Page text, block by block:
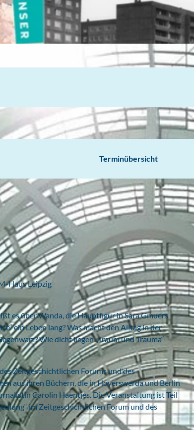
Terminübersicht
Haus Leipzig
es über Wanda, die Hauptfigur in Sara Gmuers
ein Leben lang? Was macht den Alltag in der
Wie dicht liegen „Traum und Trauma“
Zeitgeschichtlichen Forums und des
aus ihren Büchern, die in Hoyerswerda und Berlin
Carolin Haentjes. Die Veranstaltung ist Teil
im Zeitgeschichtlichen Forum und des